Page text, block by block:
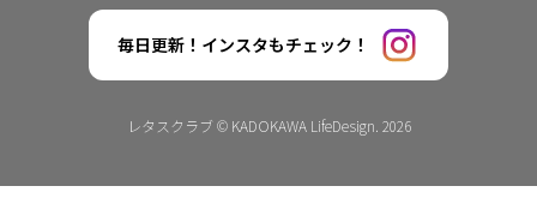
毎日更新！インスタもチェック！
レタスクラブ © KADOKAWA LifeDesign. 2026